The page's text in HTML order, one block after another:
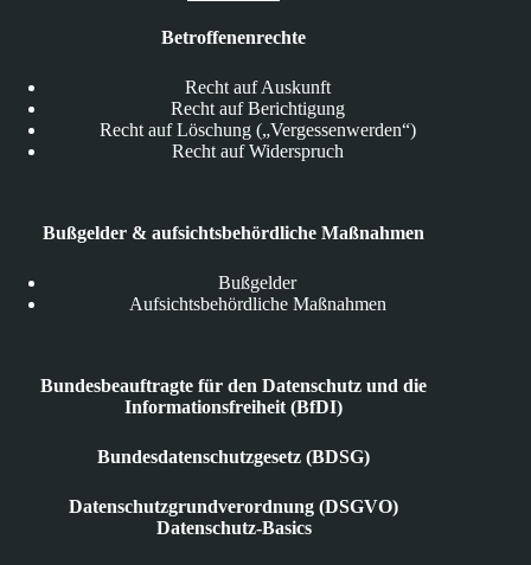
Betroffenenrechte
Recht auf Auskunft
Recht auf Berichtigung
Recht auf Löschung („Vergessenwerden“)
Recht auf Widerspruch
Bußgelder & aufsichtsbehördliche Maßnahmen
Bußgelder
Aufsichtsbehördliche Maßnahmen
Bundesbeauftragte für den Datenschutz und die
Informationsfreiheit (BfDI)
Bundesdatenschutzgesetz (BDSG)
Datenschutzgrundverordnung (DSGVO)
Datenschutz-Basics